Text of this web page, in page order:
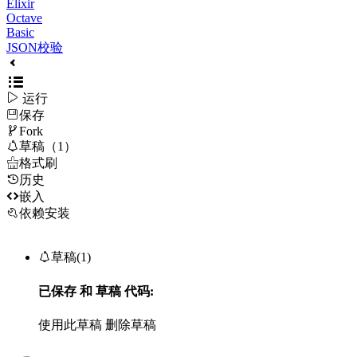
Elixir
Octave
Basic
JSON校验
 运行
保存
Fork
草稿（1）
格式刷
历史
嵌入
依赖安装
草稿(1)
已保存 和 草稿代码:
使用此草稿 删除草稿